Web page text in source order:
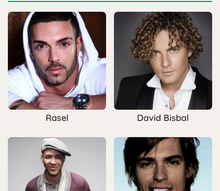
Rasel David Bisbal